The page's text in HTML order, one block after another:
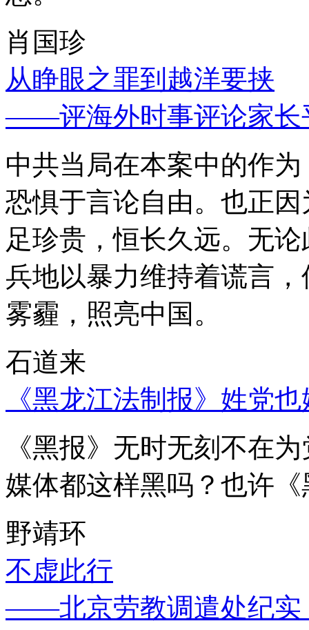
肖国珍
从睁眼之罪到越洋要挟
——评海外时事评论家长
中共当局在本案中的作
恐惧于言论自由。也正
足珍贵，恒长久远。无
兵地以暴力维持着谎言
雾霾，照亮中国。
石道来
《黑龙江法制报》姓党
《黑报》无时无刻不在
媒体都这样黑吗？也许
野靖环
不虚此行
——北京劳教调遣处纪实